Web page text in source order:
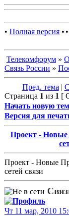
• Полная версия • •
Телекомфорум »
Связь России »
Пред. тема |
Страница 1 из 1 [
Начать новую
Версия для
Проект - Новые
Проект - Новые
сетей связи
Чт 11 мар, 2010